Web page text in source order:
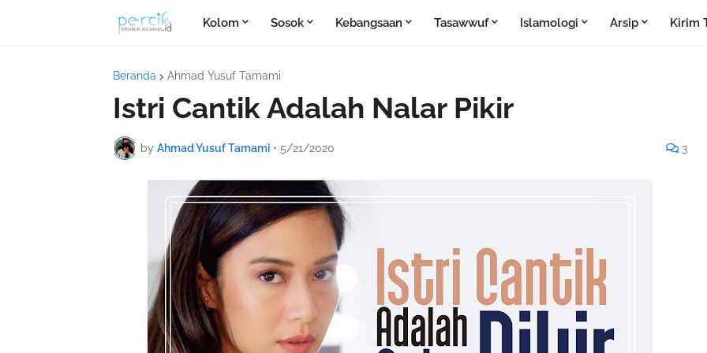
Kolom Sosok Kebangsaan Tasawwuf Islamologi Arsip Kirim
Beranda Ahmad Yusuf Tamami
Istri Cantik Adalah Nalar Pikir
by Ahmad Yusuf Tamami • 5/21/2020 3